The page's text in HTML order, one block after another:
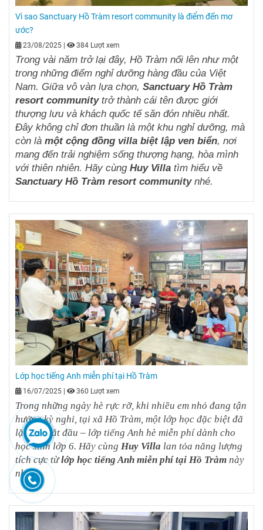
Vì sao Sanctuary Hồ Tràm resort community là điểm đến mơ
ước?
23/08/2025 384 Lượt xem
Trong vài năm trở lại đây, Hồ Tràm nổi lên như một
trong những điểm nghỉ dưỡng hàng đầu của Việt
Nam. Giữa vô vàn lựa chọn, Sanctuary Hồ Tràm
resort communitytrở thành cái tên được giới
thượng lưu và khách quốc tế săn đón nhiều nhất.
Đây không chỉ đơn thuần là một khu nghỉ dưỡng, mà
còn là một cộng đồng villa biệt lập ven biển, nơi
mang đến trải nghiệm sống thượng hạng, hòa mình
với thiên nhiên. Hãy cùng Huy Villa tìm hiểu về
Sanctuary Hồ Tràm resort communitynhé.
Lớp học tiếng Anh miễn phí tại Hồ Tràm
16/07/2025 360 Lượt xem
Trong những ngày hè rực rỡ, khi nhiều em nhỏ đang tận
hưởng kỳ nghỉ, tại xã Hồ Tràm, một lớp học đặc biệt đã
lặng lẽ bắt đầu – lớp tiếng Anh hè miễn phí dành cho
học sinh lớp 6. Hãy cùng Huy Villa lan tỏa năng lượng
tích cực từlớp học tiếng Anh miễn phí tại Hồ Tràm này
nhé.